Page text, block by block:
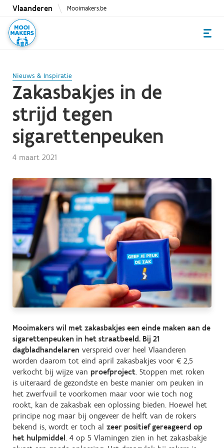
Overslaan
naar
inhoud
Vlaanderen Mooimakers.be
Nieuws & Inspiratie
Zakasbakjes in de
strijd tegen
sigarettenpeuken
4 maart 2021
Mooimakers wil met zakasbakjes een einde maken aan de
sigarettenpeuken in het straatbeeld. Bij 21
dagbladhandelaren verspreid over heel Vlaanderen
worden daarom tot eind april zakasbakjes voor € 2,5
verkocht bij wijze van proefproject. Stoppen met roken
is uiteraard de gezondste en beste manier om peuken in
het zwerfvuil te voorkomen maar voor wie toch nog
rookt, kan de zakasbak een oplossing bieden. Hoewel het
principe nog maar bij ongeveer de helft van de rokers
bekend is, wordt er toch al zeer positief gereageerd op
het hulpmiddel. 4 op 5 Vlamingen zien in het zakasbakje